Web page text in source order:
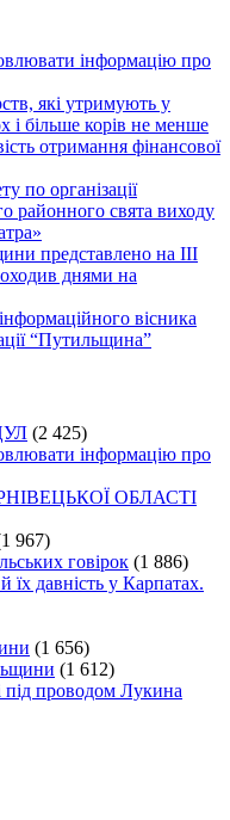
інформацію про
які утримують у
і більше корів не менше
отримання фінансової
по організації
районного свята виходу
представлено на ІІІ
днями на
вісника
“Путильщина”
(2 425)
інформацію про
ОБЛАСТІ
967)
говірок (1 886)
їх давність у Карпатах.
(1 656)
(1 612)
під проводом Лукина